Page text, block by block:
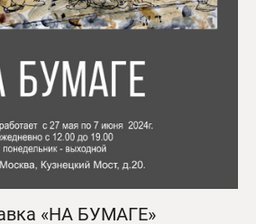
«НА БУМАГЕ»